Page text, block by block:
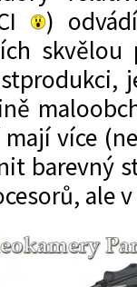
)
více
barevný
ale